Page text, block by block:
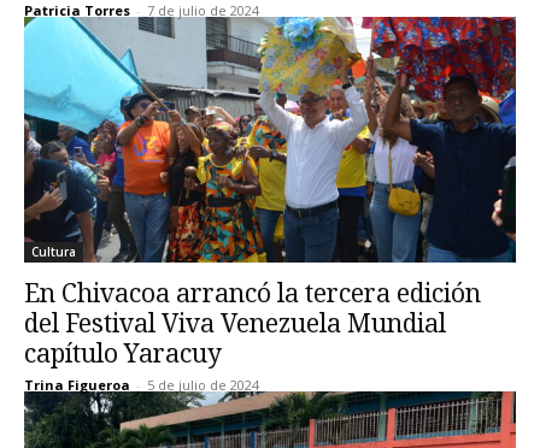
Patricia Torres - 7 de julio de 2024
Cultura
En Chivacoa arrancó la tercera edición
del Festival Viva Venezuela Mundial
capítulo Yaracuy
Trina Figueroa - 5 de julio de 2024